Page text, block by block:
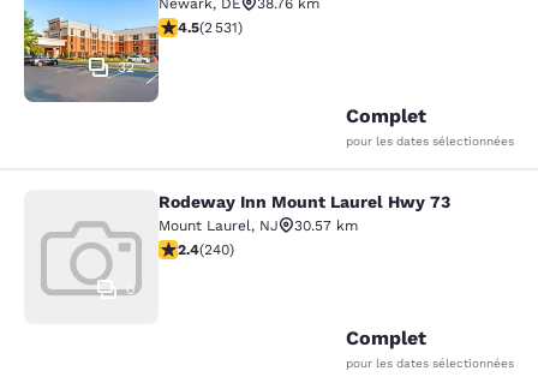
32
Newark, DE
38.76 km
4.49 étoiles. Excellent. 2531 commentaires
4.5(2 531)
Complet
pour les dates sélectionnées
Rodeway Inn Mount Laurel Hwy 73
0
Rodeway Inn Mount Laurel Hwy 73
Mount Laurel, NJ
30.57 km
2.39 étoiles. Moyen. 240 commentaires
2.4(240)
Complet
pour les dates sélectionnées